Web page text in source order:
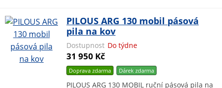
PILOUS ARG 130 mobil pásová
pila na kov
Dostupnost Do týdne
31 950 Kč
Doprava zdarma Dárekzdarma
PILOUS ARG 130 MOBIL ruční pásová pila na